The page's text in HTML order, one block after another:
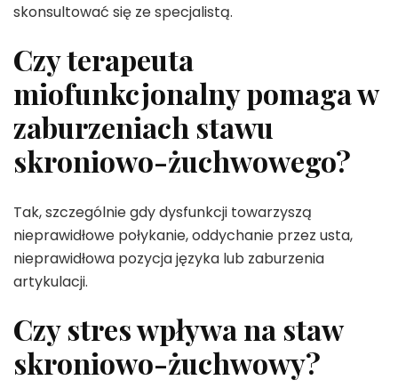
skonsultować się ze specjalistą.
Czy terapeuta
miofunkcjonalny pomaga w
zaburzeniach stawu
skroniowo-żuchwowego?
Tak, szczególnie gdy dysfunkcji towarzyszą
nieprawidłowe połykanie, oddychanie przez usta,
nieprawidłowa pozycja języka lub zaburzenia
artykulacji.
Czy stres wpływa na staw
skroniowo-żuchwowy?